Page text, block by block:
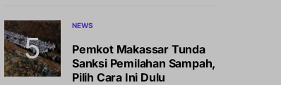
NEWS
Pemkot Makassar Tunda
Sanksi Pemilahan Sampah,
Pilih Cara Ini Dulu